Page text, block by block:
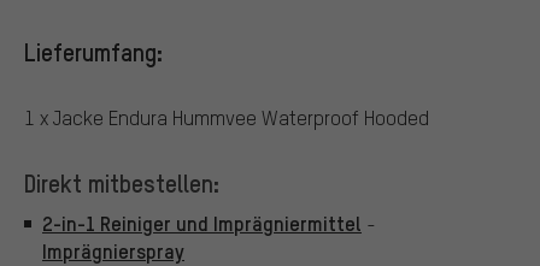
Lieferumfang:
1 x Jacke Endura Hummvee Waterproof Hooded
Direkt mitbestellen:
2-in-1 Reiniger und Imprägniermittel -
Imprägnierspray